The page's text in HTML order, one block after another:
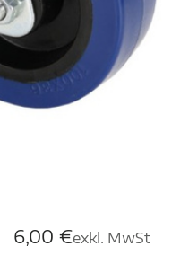
6,00 €exkl. MwSt